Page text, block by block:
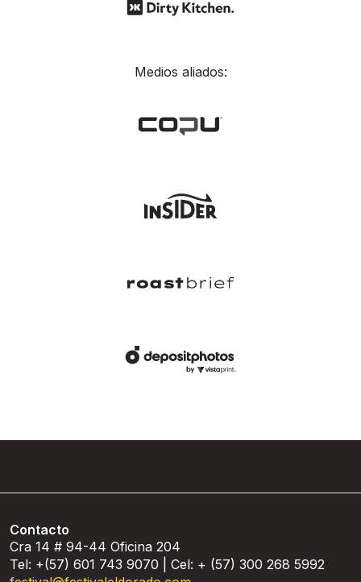
Medios aliados:
Contacto
Cra 14 # 94-44 Oficina 204
Tel: +(57) 601 743 9070 | Cel: + (57) 300 268 5992